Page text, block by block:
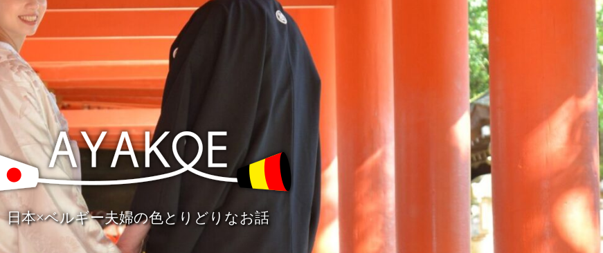
日本×ベルギー夫婦の色とりどりなお話